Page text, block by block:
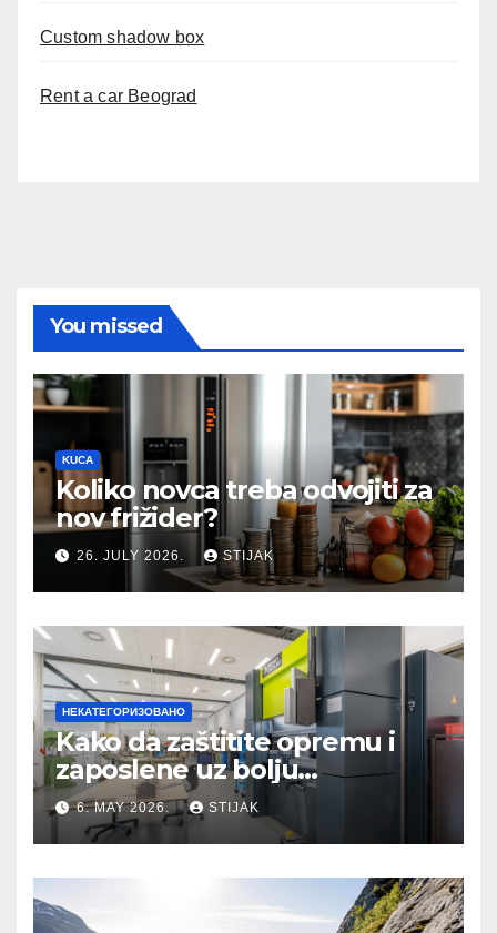
Custom shadow box
Rent a car Beograd
You missed
KUCA
Koliko novca treba odvojiti za
nov frižider?
26. JULY 2026. STIJAK
НЕКАТЕГОРИЗОВАНО
Kako da zaštitite opremu i
zaposlene uz bolju
organizaciju sistema
6. MAY 2026. STIJAK